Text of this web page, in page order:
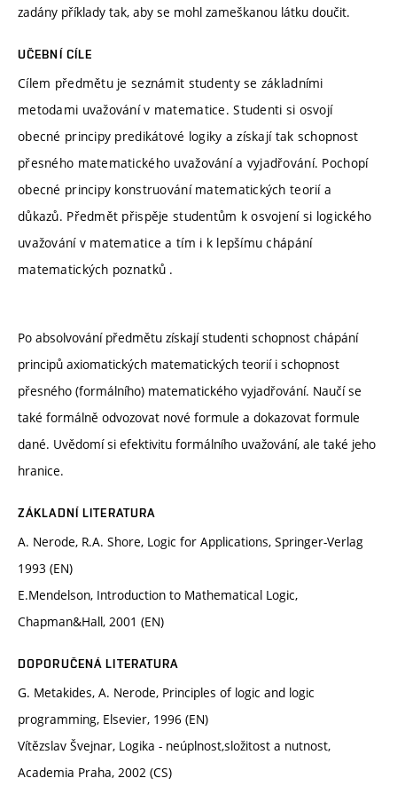
zadány příklady tak, aby se mohl zameškanou látku doučit.
UČEBNÍ CÍLE
Cílem předmětu je seznámit studenty se základními
metodami uvažování v matematice. Studenti si osvojí
obecné principy predikátové logiky a získají tak schopnost
přesného matematického uvažování a vyjadřování. Pochopí
obecné principy konstruování matematických teorií a
důkazů. Předmět přispěje studentům k osvojení si logického
uvažování v matematice a tím i k lepšímu chápání
matematických poznatků .
Po absolvování předmětu získají studenti schopnost chápání
principů axiomatických matematických teorií i schopnost
přesného (formálního) matematického vyjadřování. Naučí se
také formálně odvozovat nové formule a dokazovat formule
dané. Uvědomí si efektivitu formálního uvažování, ale také jeho
hranice.
ZÁKLADNÍ LITERATURA
A. Nerode, R.A. Shore, Logic for Applications, Springer-Verlag
1993 (EN)
E.Mendelson, Introduction to Mathematical Logic,
Chapman&Hall, 2001 (EN)
DOPORUČENÁ LITERATURA
G. Metakides, A. Nerode, Principles of logic and logic
programming, Elsevier, 1996 (EN)
Vítězslav Švejnar, Logika - neúplnost,složitost a nutnost,
Academia Praha, 2002 (CS)